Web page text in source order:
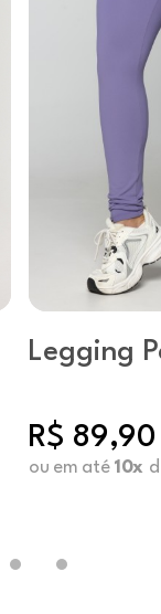
Legging
R$ 89,90
ou em até 10x